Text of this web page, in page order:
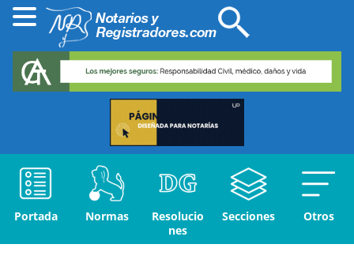
Portada Normas
Resolucio
nes
Secciones Otros